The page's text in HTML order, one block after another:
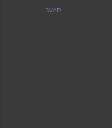
SVAR